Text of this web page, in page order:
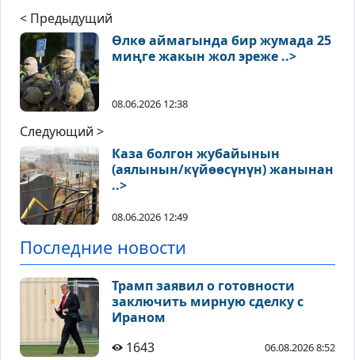
< Предыдущий
Өлкө аймагында бир жумада 25
миңге жакын жол эреже ..>
08.06.2026 12:38
Следующий >
Каза болгон жубайынын
(аялынын/күйөөсүнүн) жанынан
..>
08.06.2026 12:49
Последние новости
Трамп заявил о готовности
заключить мирную сделку с
Ираном
1643
06.08.2026 8:52